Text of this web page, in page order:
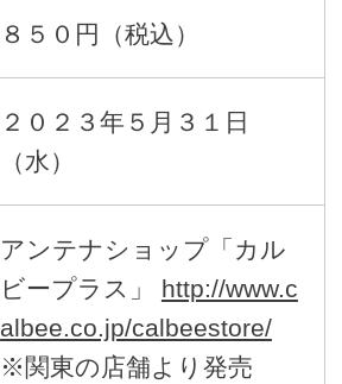
８５０円（税込）
２０２３年５月３１日
（水）
アンテナショップ「カル
ビープラス」 http://www.c
albee.co.jp/calbeestore/
※関東の店舗より発売